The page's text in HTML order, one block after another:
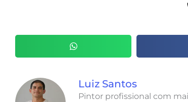
Luiz Santos
Pintor profissional com